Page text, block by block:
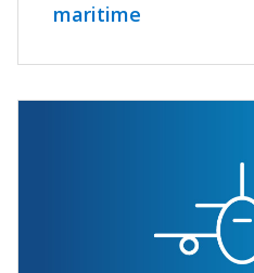
maritime